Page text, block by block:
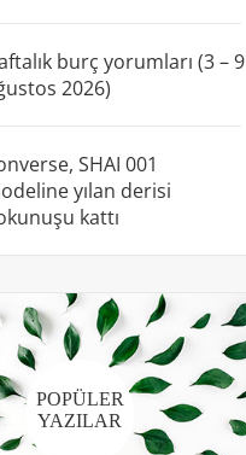
burç yorumları (3 – 9
2026)
SHAI 001
yılan derisi
kattı
POPÜLER
YAZILAR